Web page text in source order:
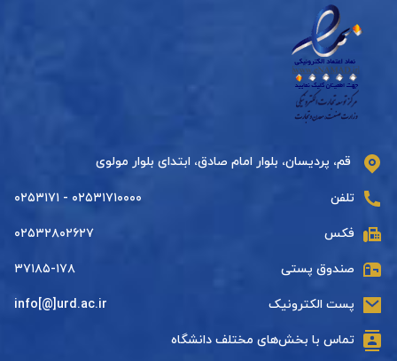
قم، پردیسان، بلوار امام صادق، ابتدای بلوار مولوی
تلفن ۰۲۵۳۱۷۱۰۰۰۰ - ۰۲۵۳۱۷۱
فکس ۰۲۵۳۲۸۰۲۶۲۷
صندوق پستی ۳۷۱۸۵-۱۷۸
پست الکترونیک info[@]urd.ac.ir
تماس با بخش‌های مختلف دانشگاه